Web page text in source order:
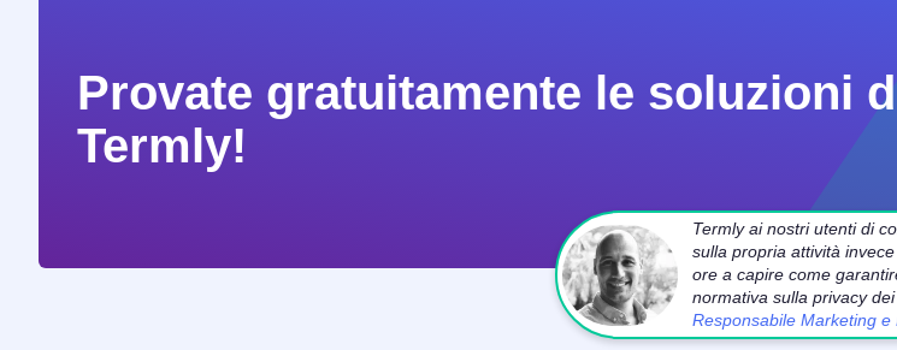
Provate gratuitamente le soluzioni
Termly!
Termly ai nostri utenti di
sulla propria attività
ore a capire come
normativa sulla privacy
Responsabile Marketing